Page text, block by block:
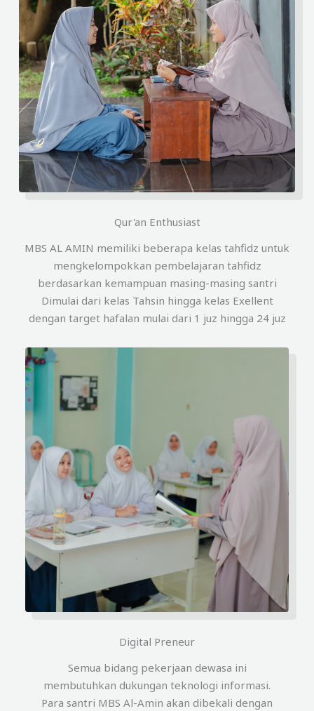
Qur'an Enthusiast
MBS AL AMIN memiliki beberapa kelas tahfidz untuk
mengkelompokkan pembelajaran tahfidz
berdasarkan kemampuan masing-masing santri
Dimulai dari kelas Tahsin hingga kelas Exellent
dengan target hafalan mulai dari 1 juz hingga 24 juz
Digital Preneur
Semua bidang pekerjaan dewasa ini
membutuhkan dukungan teknologi informasi.
Para santri MBS Al-Amin akan dibekali dengan